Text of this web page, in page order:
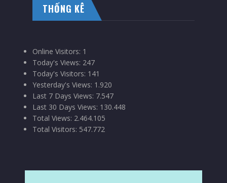
THỐNG KÊ
Online Visitors: 1
Today's Views: 247
Today's Visitors: 141
Yesterday's Views: 1.920
Last 7 Days Views: 7.547
Last 30 Days Views: 130.448
Total Views: 2.464.105
Total Visitors: 547.772